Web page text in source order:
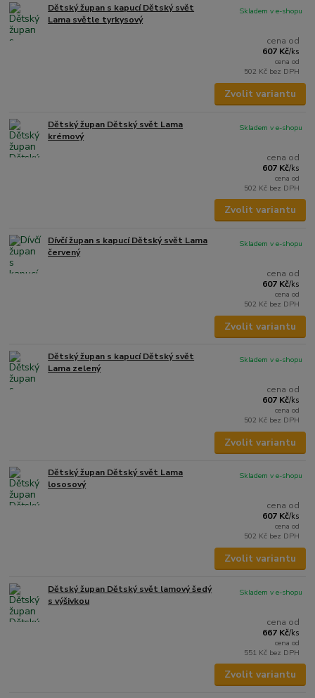
Dětský župan s kapucí Dětský svět
Lama světle tyrkysový
cena od
607 Kč/ks
cena od
502 Kč bez DPH
Skladem v e-shopu
Zvolit variantu
Dětský župan Dětský svět Lama
krémový
cena od
607 Kč/ks
cena od
502 Kč bez DPH
Skladem v e-shopu
Zvolit variantu
Dívčí župan s kapucí Dětský svět Lama
červený
cena od
607 Kč/ks
cena od
502 Kč bez DPH
Skladem v e-shopu
Zvolit variantu
Dětský župan s kapucí Dětský svět
Lama zelený
cena od
607 Kč/ks
cena od
502 Kč bez DPH
Skladem v e-shopu
Zvolit variantu
Dětský župan Dětský svět Lama
lososový
cena od
607 Kč/ks
cena od
502 Kč bez DPH
Skladem v e-shopu
Zvolit variantu
Dětský župan Dětský svět lamový šedý
s výšivkou
cena od
667 Kč/ks
cena od
551 Kč bez DPH
Skladem v e-shopu
Zvolit variantu